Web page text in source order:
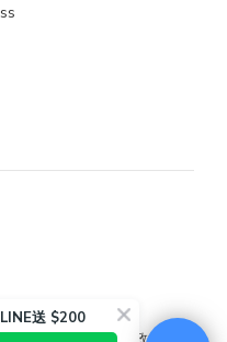
則｜隱私政策｜退換貨政策
送 $200